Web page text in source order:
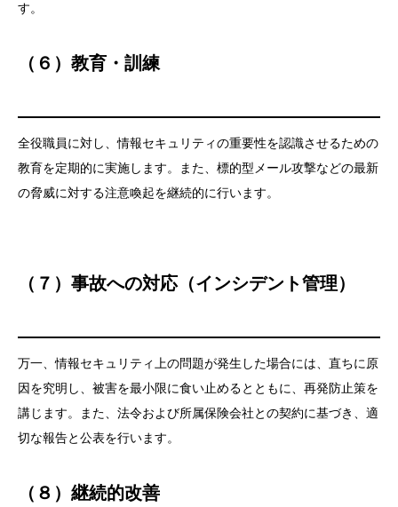
す。
（６）教育・訓練
全役職員に対し、情報セキュリティの重要性を認識させるための
教育を定期的に実施します。また、標的型メール攻撃などの最新
の脅威に対する注意喚起を継続的に行います。
（７）事故への対応（インシデント管理）
万一、情報セキュリティ上の問題が発生した場合には、直ちに原
因を究明し、被害を最小限に食い止めるとともに、再発防止策を
講じます。また、法令および所属保険会社との契約に基づき、適
切な報告と公表を行います。
（８）継続的改善